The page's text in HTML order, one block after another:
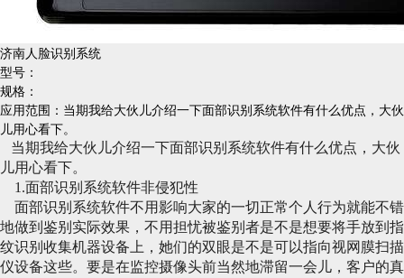
济南人脸识别系统
型号：
规格：
应用范围：当期我给大伙儿介绍一下面部识别系统软件有什么优点，大伙
儿用心看下。
当期我给大伙儿介绍一下面部识别系统软件有什么优点，大伙
儿用心看下。
1.面部识别系统软件非侵犯性
面部识别系统软件不用影响大家的一切正常个人行为就能不错
地做到鉴别实际效果，不用担忧被鉴别者是不是想要将手放到指
纹识别收集机器设备上，她们的双眼是不是可以指向视网膜扫描
仪设备这些。要是在监控摄像头前当然地滞留一会儿，客户的真